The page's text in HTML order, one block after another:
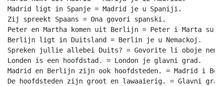
Madrid ligt in Spanje = Madrid je u Spaniji.
Zij spreekt Spaans = Ona govori spanski.
Peter en Martha komen uit Berlijn = Peter i Marta su
Berlijn ligt in Duitsland = Berlin je u Nemackoj.
Spreken jullie allebei Duits? = Govorite li oboje
Londen is een hoofdstad. = London je glavni grad.
Madrid en Berlijn zijn ook hoofdsteden. = Madrid i
De hoofdsteden zijn groot en lawaaierig. = Glavni